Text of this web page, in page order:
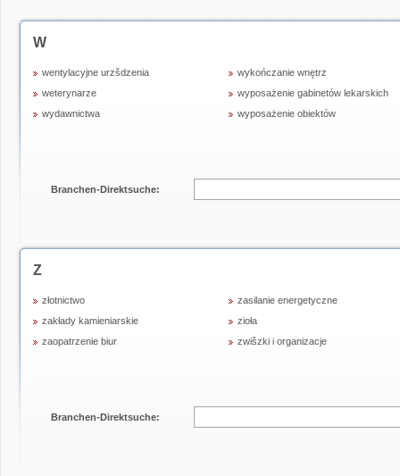
W
wentylacyjne urzšdzenia
weterynarze
wydawnictwa
wykończanie wnętrz
wyposażenie gabinetów lekarskich
wyposażenie obiektów
Branchen-Direktsuche:
Z
złotnictwo
zakłady kamieniarskie
zaopatrzenie biur
zasilanie energetyczne
zioła
zwišzki i organizacje
Branchen-Direktsuche: